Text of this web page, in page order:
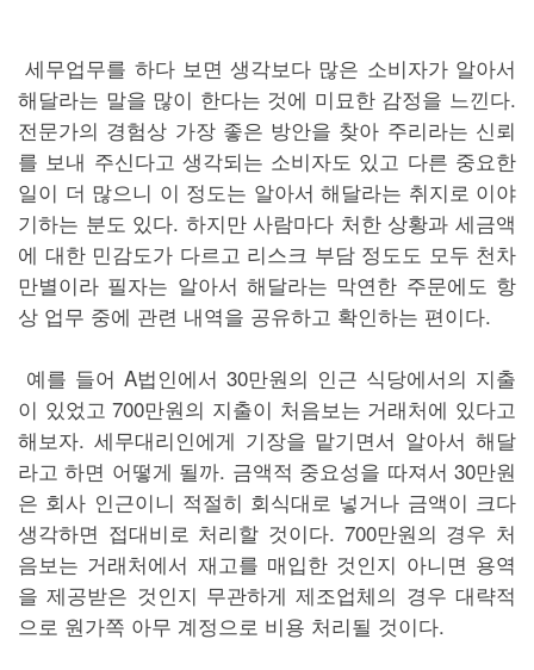
세무업무를 하다 보면 생각보다 많은 소비자가 알아서
해달라는 말을 많이 한다는 것에 미묘한 감정을 느낀다.
전문가의 경험상 가장 좋은 방안을 찾아 주리라는 신뢰
를 보내 주신다고 생각되는 소비자도 있고 다른 중요한
일이 더 많으니 이 정도는 알아서 해달라는 취지로 이야
기하는 분도 있다. 하지만 사람마다 처한 상황과 세금액
에 대한 민감도가 다르고 리스크 부담 정도도 모두 천차
만별이라 필자는 알아서 해달라는 막연한 주문에도 항
상 업무 중에 관련 내역을 공유하고 확인하는 편이다.
예를 들어 A법인에서 30만원의 인근 식당에서의 지출
이 있었고 700만원의 지출이 처음보는 거래처에 있다고
해보자. 세무대리인에게 기장을 맡기면서 알아서 해달
라고 하면 어떻게 될까. 금액적 중요성을 따져서 30만원
은 회사 인근이니 적절히 회식대로 넣거나 금액이 크다
생각하면 접대비로 처리할 것이다. 700만원의 경우 처
음보는 거래처에서 재고를 매입한 것인지 아니면 용역
을 제공받은 것인지 무관하게 제조업체의 경우 대략적
으로 원가쪽 아무 계정으로 비용 처리될 것이다.